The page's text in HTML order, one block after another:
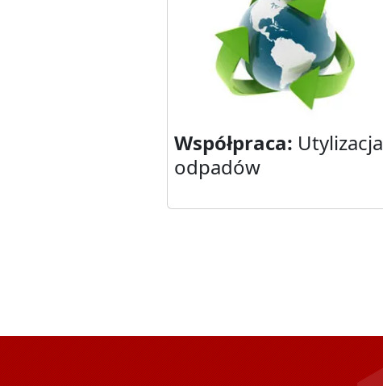
Współpraca: Utylizacja
odpadów